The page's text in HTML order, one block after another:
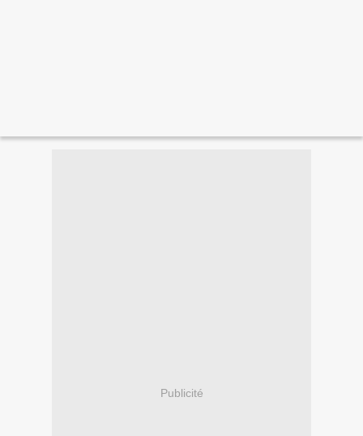
Publicité